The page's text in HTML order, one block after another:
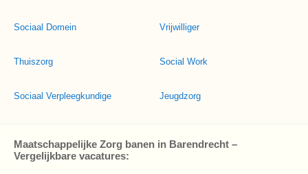
Sociaal Domein
Thuiszorg
Sociaal Verpleegkundige
Vrijwilliger
Social Work
Jeugdzorg
Maatschappelijke Zorg banen in Barendrecht –
Vergelijkbare vacatures: